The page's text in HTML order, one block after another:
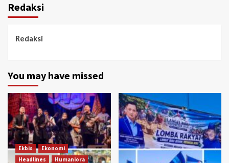
Redaksi
Redaksi
You may have missed
Ekbis
Ekonomi
Headlines
Humaniora